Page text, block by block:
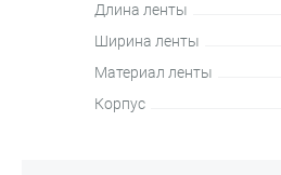
Длина ленты
Ширина ленты
Материал ленты
Корпус